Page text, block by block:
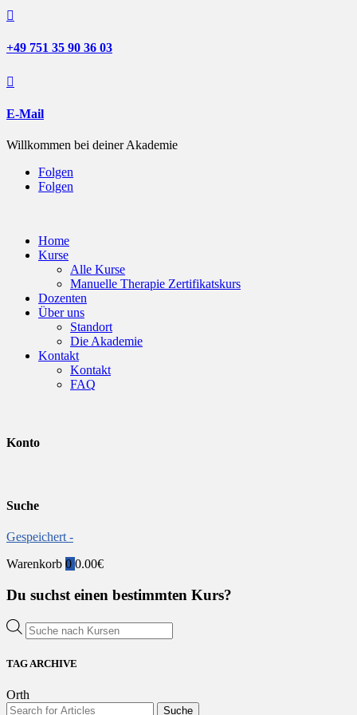

+49 751 35 90 36 03

E-Mail
Willkommen bei deiner Akademie
Folgen
Folgen
Home
Kurse
Alle Kurse
Manuelle Therapie Zertifikatskurs
Dozenten
Über uns
Standort
Die Akademie
Kontakt
Kontakt
FAQ
Konto
Suche
Gespeichert -
Warenkorb 0 0.00€
Du suchst einen bestimmten Kurs?
Products
search
TAG ARCHIVE
Orth
Suchen